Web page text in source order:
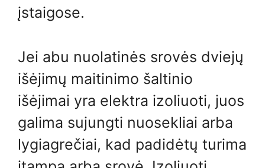
įstaigose.
Jei abu nuolatinės srovės dviejų
išėjimų maitinimo šaltinio
išėjimai yra elektra izoliuoti, juos
galima sujungti nuosekliai arba
lygiagrečiai, kad padidėtų turima